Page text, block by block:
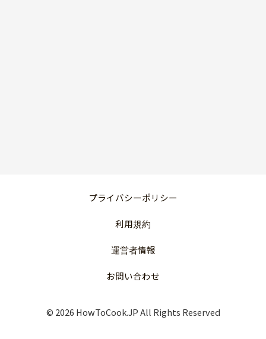
プライバシーポリシー
利用規約
運営者情報
お問い合わせ
© 2026 HowToCook.JP All Rights Reserved